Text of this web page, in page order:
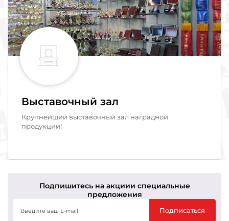
Выставочный зал
Крупнейший выставочный зал наградной
продукции!
Подпишитесь на акциии специальные
предложения
Подписаться